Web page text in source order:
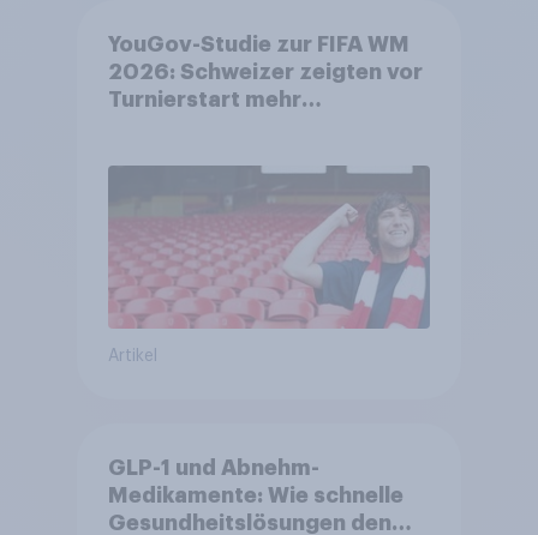
YouGov-Studie zur FIFA WM
2026: Schweizer zeigten vor
Turnierstart mehr
Artikel
GLP-1 und Abnehm-
Medikamente: Wie schnelle
Gesundheitslösungen den